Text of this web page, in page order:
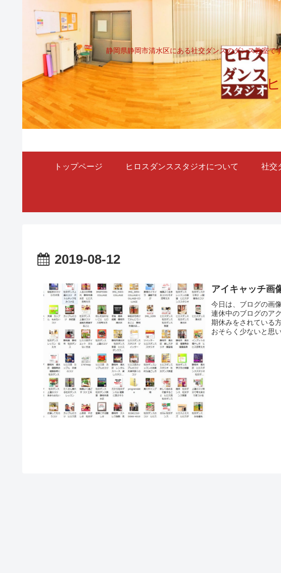
静岡県静岡市清水区にある社交ダンスのダンス教室
トップページ ヒロスダンススタジオについて 社交
2019-08-12
アイキャッチ画
今日は、ブログの画
連休中のブログのア
期休みをされている
おそらく少ないと思